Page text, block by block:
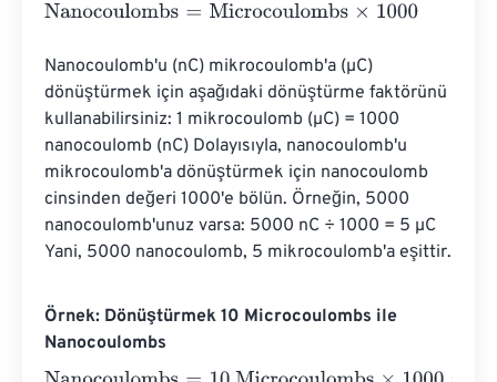
Nanocoulombs=Microcoulombs×1000
Nanocoulomb'u (nC) mikrocoulomb'a (µC)
dönüştürmek için aşağıdaki dönüştürme faktörünü
kullanabilirsiniz: 1 mikrocoulomb (µC) = 1000
nanocoulomb (nC) Dolayısıyla, nanocoulomb'u
mikrocoulomb'a dönüştürmek için nanocoulomb
cinsinden değeri 1000'e bölün. Örneğin, 5000
nanocoulomb'unuz varsa: 5000 nC ÷ 1000 = 5 µC
Yani, 5000 nanocoulomb, 5 mikrocoulomb'a eşittir.
Örnek: Dönüştürmek 10 Microcoulombs ile
Nanocoulombs